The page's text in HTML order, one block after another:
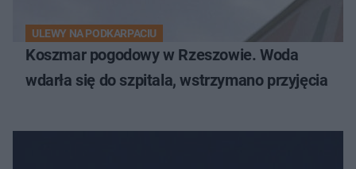
ULEWY NA PODKARPACIU
Koszmar pogodowy w Rzeszowie. Woda
wdarła się do szpitala, wstrzymano przyjęcia